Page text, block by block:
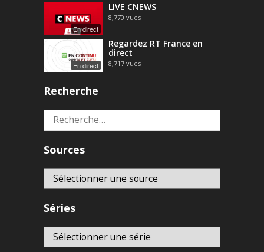
En direct
LIVE CNEWS
8,770 vues
En direct
Regardez RT France en
direct
8,717 vues
Recherche
Rechercher :
Sources
Séries